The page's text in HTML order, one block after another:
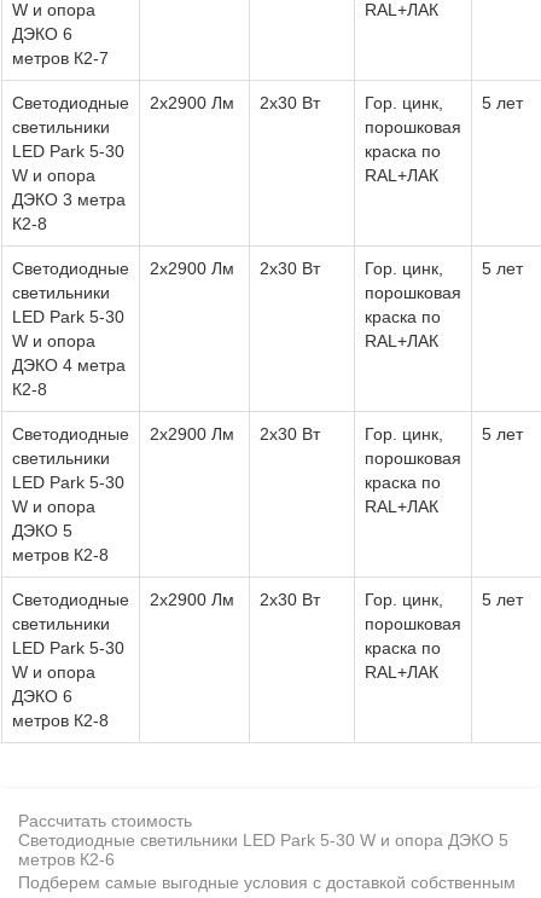
W и опора
ДЭКО 6
метров К2-7
RAL+ЛАК
Светодиодные
светильники
LED Park 5-30
W и опора
ДЭКО 3 метра
К2-8
2х2900 Лм 2х30 Вт
Гор. цинк,
порошковая
краска по
RAL+ЛАК
5 лет
Светодиодные
светильники
LED Park 5-30
W и опора
ДЭКО 4 метра
К2-8
2х2900 Лм 2х30 Вт
Гор. цинк,
порошковая
краска по
RAL+ЛАК
5 лет
Светодиодные
светильники
LED Park 5-30
W и опора
ДЭКО 5
метров К2-8
2х2900 Лм 2х30 Вт
Гор. цинк,
порошковая
краска по
RAL+ЛАК
5 лет
Светодиодные
светильники
LED Park 5-30
W и опора
ДЭКО 6
метров К2-8
2х2900 Лм 2х30 Вт
Гор. цинк,
порошковая
краска по
RAL+ЛАК
5 лет
Рассчитать стоимость
Светодиодные светильники LED Park 5-30 W и опора ДЭКО 5
метров К2-6
Подберем самые выгодные условия с доставкой собственным